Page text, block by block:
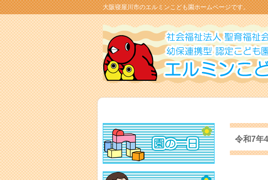
大阪寝屋川市のエルミンこども園ホームページです。
令和7年